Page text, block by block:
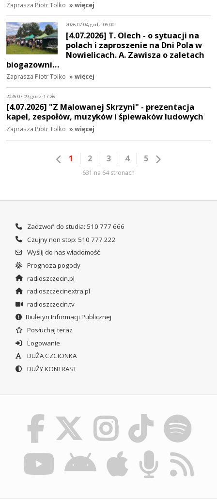
Zaprasza Piotr Tolko » więcej
2026-07-04, godz. 06:00
[4.07.2026] T. Olech - o sytuacji na
polach i zaproszenie na Dni Pola w
Nowielicach. A. Zawisza o zaletach
biogazowni…
Zaprasza Piotr Tolko » więcej
2026-07-09, godz. 17:26
[4.07.2026] "Z Malowanej Skrzyni" - prezentacja
kapel, zespołów, muzyków i śpiewaków ludowych
Zaprasza Piotr Tolko » więcej
1 2 3 4 5
631 na 64 stronach
Zadzwoń do studia: 510 777 666
Czujny non stop: 510 777 222
Wyślij do nas wiadomość
Prognoza pogody
radioszczecin.pl
radioszczecinextra.pl
radioszczecin.tv
Biuletyn Informacji Publicznej
Posłuchaj teraz
Logowanie
DUŻA CZCIONKA
DUŻY KONTRAST